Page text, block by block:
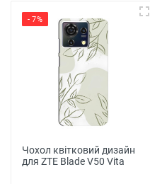
- 7%
Чохол квітковий дизайн
для ZTE Blade V50 Vita